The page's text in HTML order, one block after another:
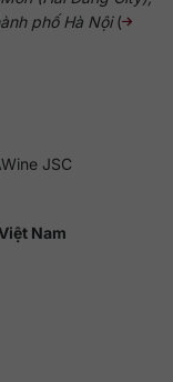
phố Hà Nội(
JSC
Nam